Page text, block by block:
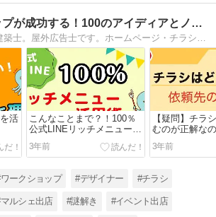
ワークショップが成功する！100のアイディアとノウハウ |
2児の母、現役建築士。屋外広告士です。ホームページ・チラシ・看板など制作する会社を経営しています！イベント出店はビジネス！の精神で儲かるワークショップを応援していきます！
活
こんなことまで？！100％
公式LINEリッチメニュー活
用術
3年前
【疑問】チラ
むのが正解な
3年前
ークショップ #デザイナー #チラシ
ルシェ出店 #謎解き #イベント出店